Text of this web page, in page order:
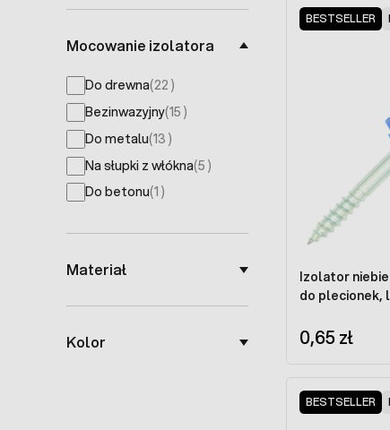
Mocowanie izolatora
Do drewna(22 products available
)
Bezinwazyjny(15 products available
)
Do metalu(13 products available
)
Na słupki z włókna(5 products available
)
Do betonu(1 products available
)
Materiał
Kolor
BESTSELLER
Izolator
do plecionek,
0,65 zł
BESTSELLER